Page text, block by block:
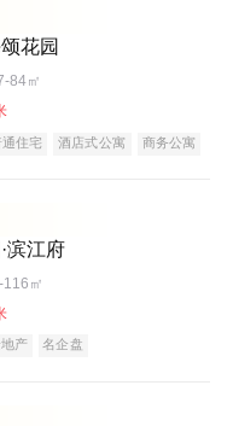
花园
84㎡
通住宅 酒店式公寓
商务公寓
滨江府
㎡
产 名企盘